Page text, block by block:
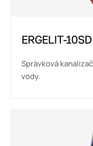
ERGELIT-10SD
Správková
vody.